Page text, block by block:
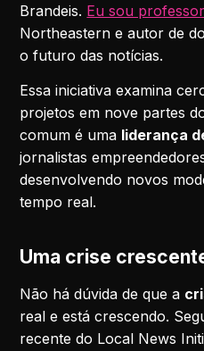
Brandeis. Eu sou
Northeastern e autor de
o futuro das notícias.
Essa iniciativa examina
projetos em nove partes
comum é uma liderança
jornalistas
desenvolvendo novos
tempo real.
Uma crise
Não há dúvida de que a
real e está crescendo.
recente do Local News